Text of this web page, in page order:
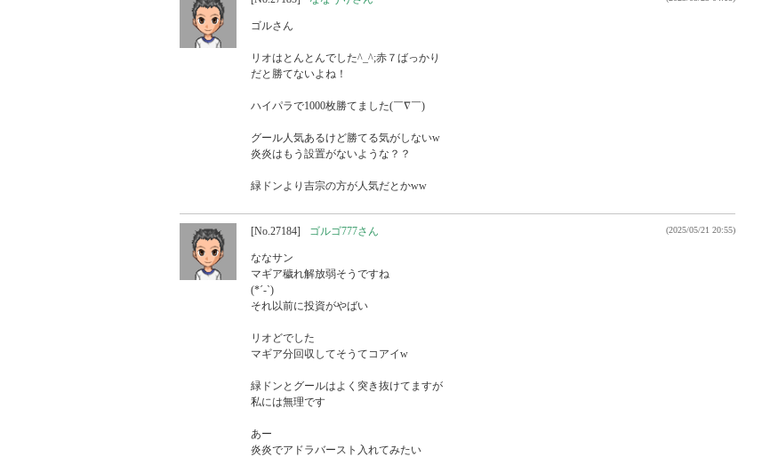
ゴルさん
リオはとんとんでした^_^;赤７ばっかり
だと勝てないよね！
ハイパラで1000枚勝てました(￣∇￣)
グール人気あるけど勝てる気がしないw
炎炎はもう設置がないような？？
緑ドンより吉宗の方が人気だとかww
[No.27184] ゴルゴ777さん
ななサン
マギア穢れ解放弱そうですね
(*´-`)
それ以前に投資がやばい
リオどでした
マギア分回収してそうてコアイw
緑ドンとグールはよく突き抜けてますが
私には無理です
あー
炎炎でアドラバースト入れてみたい
(2025/05/21 20:55)